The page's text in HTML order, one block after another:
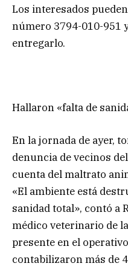
Los interesados
número 3794-010-951
entregarlo.
Hallaron «falta de
En la jornada de ayer,
denuncia de vecinos
cuenta del maltrato
«El ambiente está
sanidad total», contó a
médico veterinario de
presente en el
contabilizaron más de